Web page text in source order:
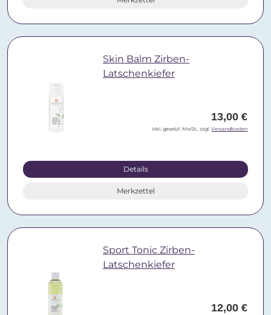
Skin Balm Zirben-
Latschenkiefer
13,00 €
inkl. gesetzl. MwSt., zzgl.Versandkosten
Details
Merkzettel
Sport Tonic Zirben-
Latschenkiefer
12,00 €